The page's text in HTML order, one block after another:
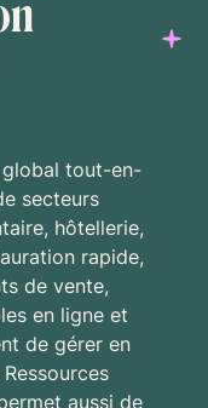
global tout-en-
secteurs
hôtellerie,
rapide,
de vente,
en ligne et
de gérer en
aussi de